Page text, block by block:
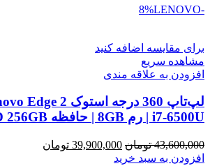
-8%
LENOVO
برای مقایسه اضافه کنید
مشاهده سریع
افزودن به علاقه مندی
i7-6500U | رم 8GB | حافظه SSD 256GB لمسی
43,600,000 تومان قیمت
اصلی
39,900,000 تومان
افزودن به سبد خرید